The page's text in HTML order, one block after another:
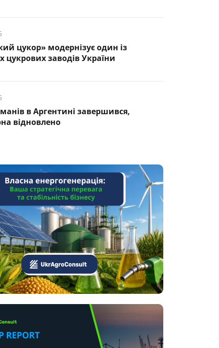
цукор» модернізує один із
цукрових заводів України
в Аргентині завершився,
відновлено